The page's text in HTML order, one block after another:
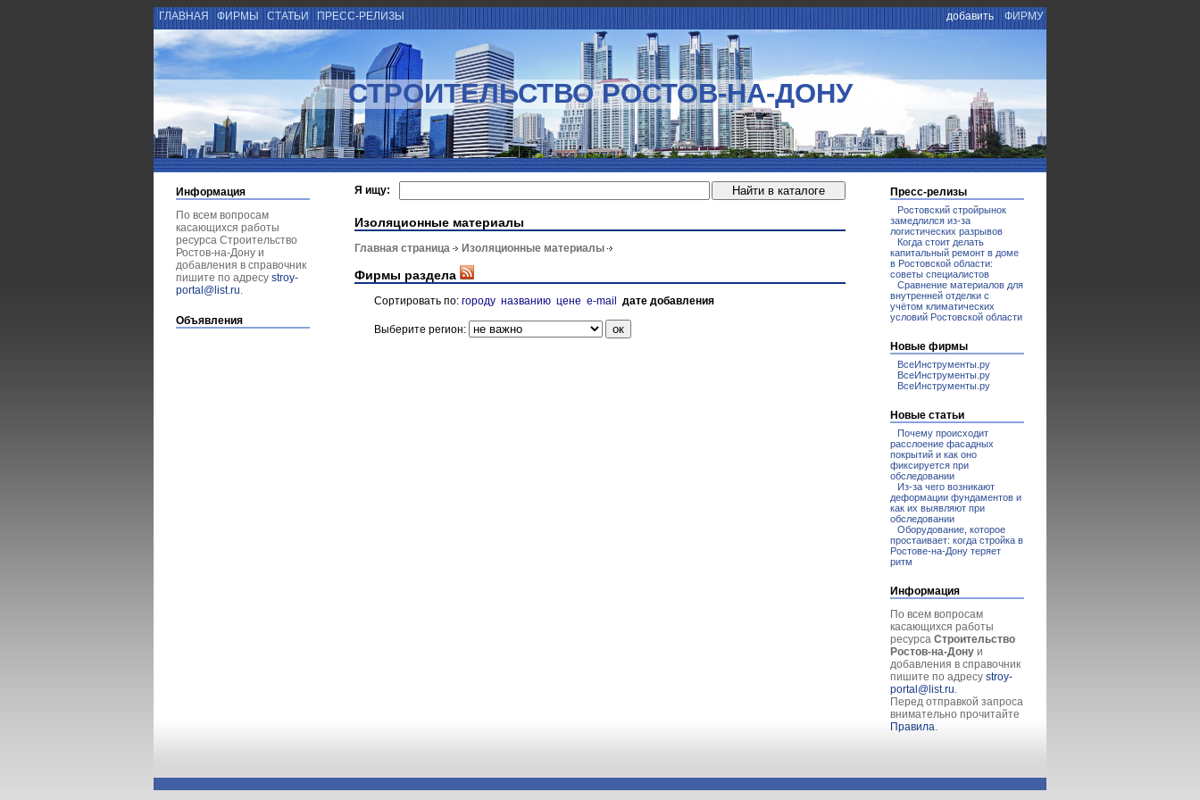
ГЛАВНАЯ ФИРМЫ СТАТЬИ ПРЕСС-РЕЛИЗЫ добавить ФИРМУ
СТРОИТЕЛЬСТВО РОСТОВ-НА-ДОНУ
Информация
По всем вопросам
касающихся работы
ресурса Строительство
Ростов-на-Дону и
добавления в справочник
пишите по адресу stroy-
portal@list.ru.
Объявления
Я ищу:
Изоляционные материалы
Главная страница Изоляционные материалы
Фирмы раздела
Сортировать по: городу названию цене e-mail дате добавления
Выберите регион:
Пресс-релизы
Ростовский стройрынок
замедлился из-за
логистических разрывов
Когда стоит делать
капитальный ремонт в доме
в Ростовской области:
советы специалистов
Сравнение материалов для
внутренней отделки с
учётом климатических
условий Ростовской области
Новые фирмы
ВсеИнструменты.ру
ВсеИнструменты.ру
ВсеИнструменты.ру
Новые статьи
Почему происходит
расслоение фасадных
покрытий и как оно
фиксируется при
обследовании
Из-за чего возникают
деформации фундаментов и
как их выявляют при
обследовании
Оборудование, которое
простаивает: когда стройка в
Ростове-на-Дону теряет
ритм
Информация
По всем вопросам
касающихся работы
ресурса Строительство
Ростов-на-Дону и
добавления в справочник
пишите по адресу stroy-
portal@list.ru.
Перед отправкой запроса
внимательно прочитайте
Правила.